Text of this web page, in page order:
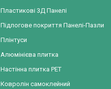
Пластикові 3Д Панелі
Підлогове покриття Панелі-Пазли
Плінтуси
Алюмінієва плитка
Настінна плитка PET
Ковролін самоклейний